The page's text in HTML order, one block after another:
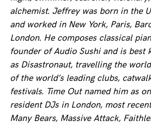
alchemist. Jeffrey was born in the
and worked in New York, Paris,
London. He composes classical
founder of Audio Sushi and is best
as Disastronaut, travelling the
of the world’s leading clubs,
festivals. Time Out named him as
resident DJs in London, most
Many Bears, Massive Attack,